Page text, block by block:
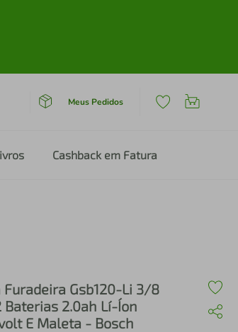
Meus Pedidos
Cashback em Fatura
Gsb120-Li 3/8
Baterias 2.0ah Lí-Íon
E Maleta - Bosch